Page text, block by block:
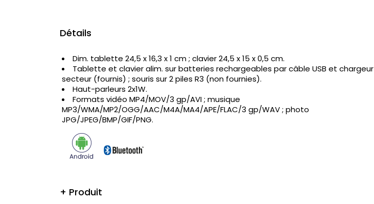
Détails
Dim. tablette 24,5 x 16,3 x 1 cm ; clavier 24,5 x 15 x 0,5 cm.
Tablette et clavier alim. sur batteries rechargeables par câble USB et chargeur
secteur (fournis) ; souris sur 2 piles R3 (non fournies).
Haut-parleurs 2x1W.
Formats vidéo MP4/MOV/3 gp/AVI ; musique
MP3/WMA/MP2/OGG/AAC/M4A/MA4/APE/FLAC/3 gp/WAV ; photo
JPG/JPEG/BMP/GIF/PNG.
+ Produit